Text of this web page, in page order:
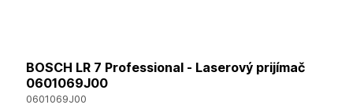
BOSCH LR 7 Professional - Laserový prijímač
0601069J00
0601069J00